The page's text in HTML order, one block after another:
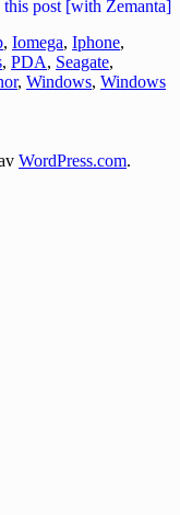
, Iomega, Iphone,
, PDA, Seagate,
, Windows, Windows
WordPress.com.